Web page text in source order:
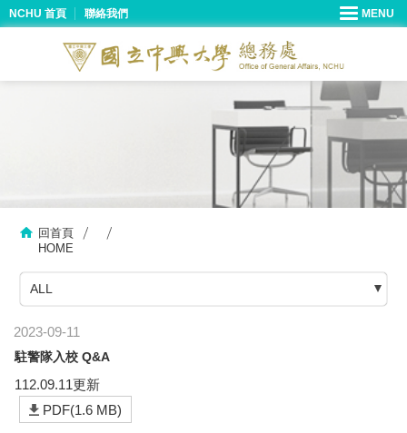
NCHU 首頁 聯絡我們
回首頁
HOME
ALL
2023-09-11
駐警隊入校 Q&A
112.09.11更新
PDF(1.6 MB)